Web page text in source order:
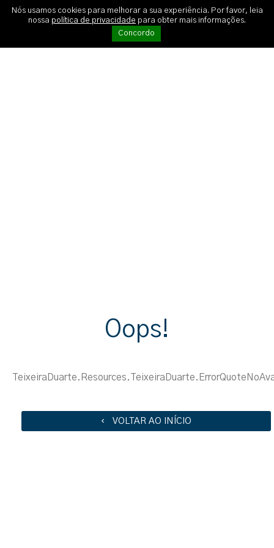
Nós usamos cookies para melhorar a sua experiência. Por favor, leia
nossa política de privacidade para obter mais informações.
Concordo
Oops!
VOLTAR AO INÍCIO